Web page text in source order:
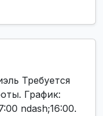
Требуется
График:
ndash;16:00.